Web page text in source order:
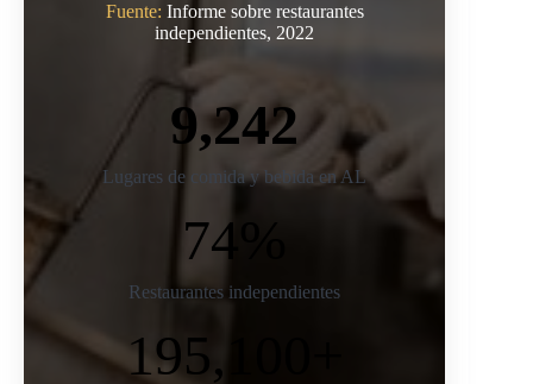
Fuente: Informe sobre restaurantes
independientes, 2022
9,242
Lugares de comida y bebida en AL
74%
Restaurantes independientes
195,100+